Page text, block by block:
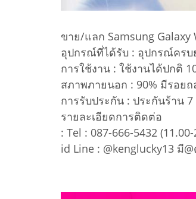
ขาย/แลก Samsung Galaxy
อุปกรณ์ที่ได้รับ : อุปกรณ์ครบ
การใช้งาน : ใช้งานได้ปกติ
สภาพภายนอก : 90% มีรอย
การรับประกัน : ประกันร้าน
รายละเอียดการติดต่อ
: Tel : 087-666-5432
id Line : @kenglucky13 มี